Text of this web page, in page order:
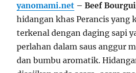
yanomami.net – Beef
hidangan khas Perancis yang
terkenal dengan daging sapi
perlahan dalam saus anggur
dan bumbu aromatik.